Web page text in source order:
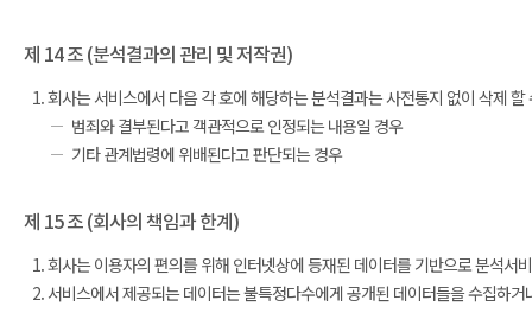
제 14 조 (분석결과의 관리 및 저작권)
회사는 서비스에서 다음 각 호에 해당하는 분석결과는 사전통지 없이 삭제 할
범죄와 결부된다고 객관적으로 인정되는 내용일 경우
기타 관계법령에 위배된다고 판단되는 경우
제 15 조 (회사의 책임과 한계)
회사는 이용자의 편의를 위해 인터넷상에 등재된 데이터를 기반으로 분석서
서비스에서 제공되는 데이터는 불특정다수에게 공개된 데이터들을 수집하